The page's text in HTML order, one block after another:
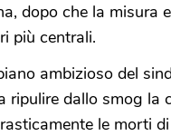
dopo che la misura
più centrali.
ambizioso del
ripulire dallo smog la
le morti